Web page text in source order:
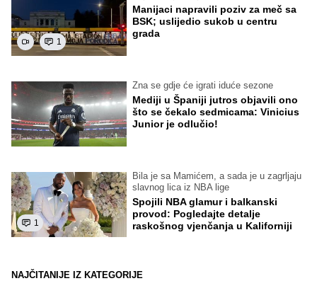
1
Manijaci napravili poziv za meč sa
BSK; uslijedio sukob u centru
grada
Zna se gdje će igrati iduće sezone
Mediji u Španiji jutros objavili ono
što se čekalo sedmicama: Vinicius
Junior je odlučio!
1
Bila je sa Mamićem, a sada je u zagrljaju
slavnog lica iz NBA lige
Spojili NBA glamur i balkanski
provod: Pogledajte detalje
raskošnog vjenčanja u Kaliforniji
NAJČITANIJE IZ KATEGORIJE